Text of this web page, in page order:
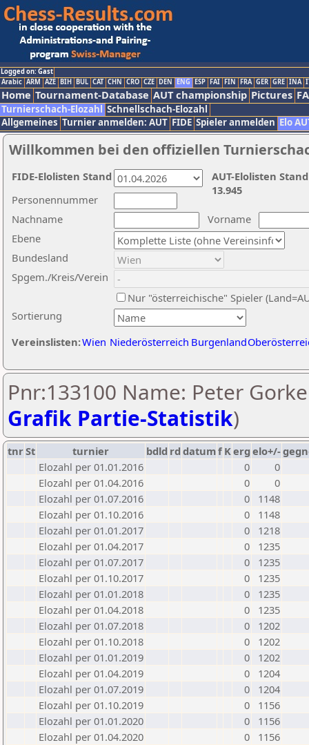
Logged on: Gast
Arabic ARM AZE BIH BUL CAT CHN CRO CZE DEN ENG ESP FAI FIN FRA GER GRE INA
Home Tournament-Database AUT championship Pictures
Turnierschach-Elozahl Schnellschach-Elozahl
Allgemeines Turnier anmelden: AUT FIDE Spieler anmelden Elo
Willkommen bei den offiziellen
Nachname
Vorname
Ebene
Sortierung
Personennummer
Bundesland
Spgem./Kreis/Verein
Nur "österreichische" Spieler
Vereinslisten:Wien Niederösterreich Burgenland
AUT-Elolisten
13.945
FIDE-Elolisten Stand
Pnr:133100 Name: Peter
Grafik Partie-Statistik)
tnrSt turnier bdld rd datumf Kerg elo+/-
Elozahl per 01.01.2016
0
0
Elozahl per 01.04.2016
0
0
Elozahl per 01.07.2016
0
1148
Elozahl per 01.10.2016
0
1148
Elozahl per 01.01.2017
0
1218
Elozahl per 01.04.2017
0
1235
Elozahl per 01.07.2017
0
1235
Elozahl per 01.10.2017
0
1235
Elozahl per 01.01.2018
0
1235
Elozahl per 01.04.2018
0
1235
Elozahl per 01.07.2018
0
1202
Elozahl per 01.10.2018
0
1202
Elozahl per 01.01.2019
0
1202
Elozahl per 01.04.2019
0
1204
Elozahl per 01.07.2019
0
1204
Elozahl per 01.10.2019
0
1156
Elozahl per 01.01.2020
0
1156
Elozahl per 01.04.2020
0
1156